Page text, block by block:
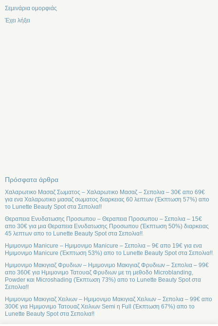
Σεμινάρια ομορφιάς
Έχει λήξει
Πρόσφατα άρθρα
Χαλαρωτικο Μασαζ Σωματος – Χαλαρωτικο Μασαζ – Σεπολια – 30€ απο 69€
για ενα Χαλαρωτικο μασαζ σωματος διαρκειας 60 λεπτων (Έκπτωση 57%) απο
το Lunette Beauty Spot στα Σεπολια!!
Θεραπεια Ενυδατωσης Προσωπου – Θεραπεια Προσωπου – Σεπολια – 15€
απο 30€ για μια Θεραπεια Ενυδατωσης Προσωπου (Έκπτωση 50%) διαρκειας
45 λεπτων απο το Lunette Beauty Spot στα Σεπολια!!
Ημιμονιμο Manicure – Ημιμονιμο Manicure – Σεπολια – 9€ απο 19€ για ενα
Ημιμονιμο Manicure (Έκπτωση 53%) απο το Lunette Beauty Spot στα Σεπολια!!
Ημιμονιμο Μακιγιαζ Φρυδιων – Ημιμονιμο Μακιγιαζ Φρυδιων – Σεπολια – 99€
απο 360€ για Ημιμονιμο Τατουαζ Φρυδιων με τη μεθοδο Microblanding,
Powder και Microshading (Έκπτωση 73%) απο το Lunette Beauty Spot στα
Σεπολια!!
Ημιμονιμο Μακιγιαζ Χειλιων – Ημιμονιμο Μακιγιαζ Χειλιων – Σεπολια – 99€ απο
300€ για Ημιμονιμο Τατουαζ Χειλιων Semi η Full (Έκπτωση 67%) απο το
Lunette Beauty Spot στα Σεπολια!!